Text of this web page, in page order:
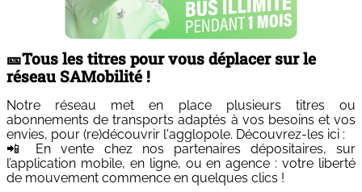
🎫Tous les titres pour vous déplacer sur le
réseau SAMobilité !
Notre réseau met en place plusieurs titres ou
abonnements de transports adaptés à vos besoins et vos
envies, pour (re)découvrir l'agglopole. Découvrez-les ici :
📲 En vente chez nos partenaires dépositaires, sur
l’application mobile, en ligne, ou en agence : votre liberté
de mouvement commence en quelques clics !